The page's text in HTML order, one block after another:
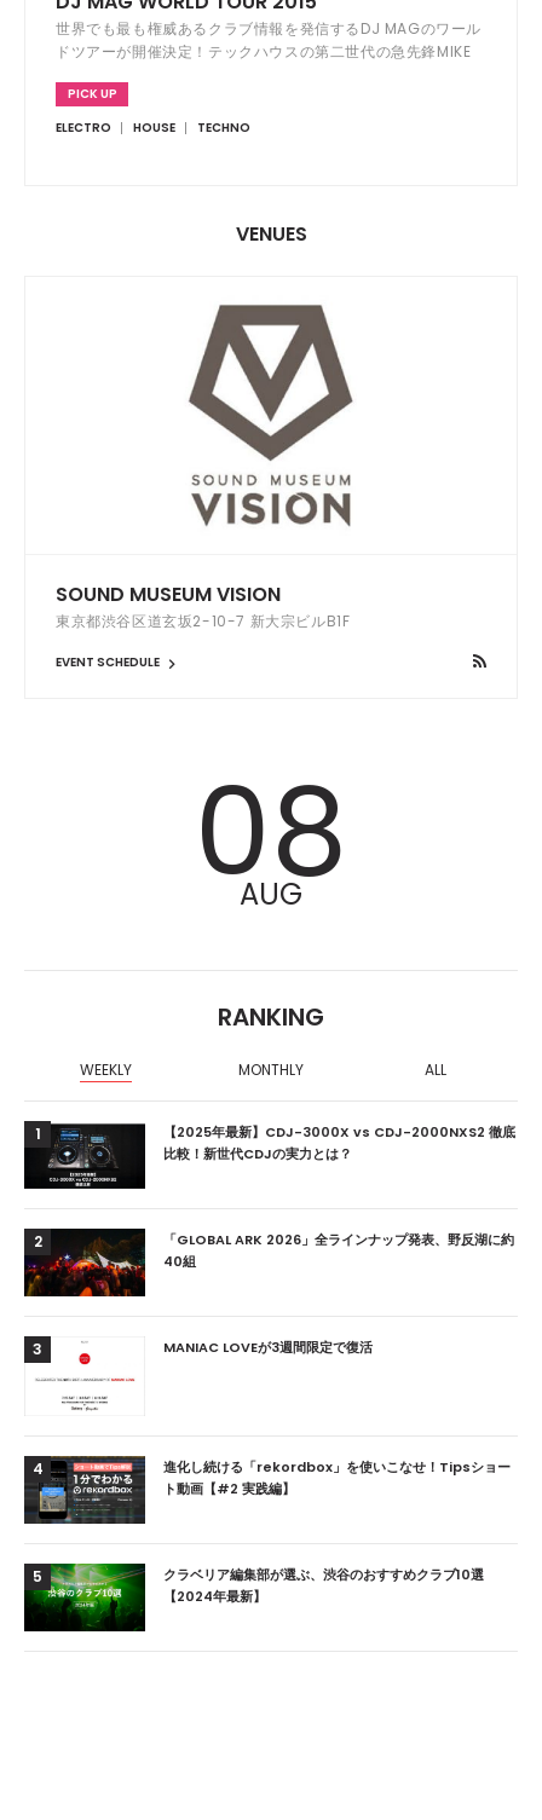
世界でも最も権威あるクラブ情報を発信するDJ MAGのワール
ドツアーが開催決定！テックハウスの第二世代の急先鋒MIKE
PICK UP
ELECTRO
HOUSE TECHNO
VENUES
SOUND MUSEUM VISION
東京都渋谷区道玄坂2-10-7 新大宗ビルB1F
EVENT SCHEDULE
08
AUG
RANKING
WEEKLY MONTHLY ALL
1
【2025年最新】CDJ-3000X vs CDJ-2000NXS2 徹底
比較！新世代CDJの実力とは？
2
「GLOBAL ARK 2026」全ラインナップ発表、野反湖に約
40組
3 MANIAC LOVEが3週間限定で復活
4
進化し続ける「rekordbox」を使いこなせ！Tipsショー
ト動画【#2 実践編】
5
クラベリア編集部が選ぶ、渋谷のおすすめクラブ10選
【2024年最新】